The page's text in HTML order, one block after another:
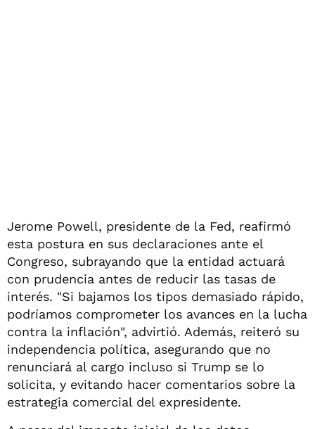
Jerome Powell, presidente de la Fed, reafirmó
esta postura en sus declaraciones ante el
Congreso, subrayando que la entidad actuará
con prudencia antes de reducir las tasas de
interés. "Si bajamos los tipos demasiado rápido,
podríamos comprometer los avances en la lucha
contra la inflación", advirtió. Además, reiteró su
independencia política, asegurando que no
renunciará al cargo incluso si Trump se lo
solicita, y evitando hacer comentarios sobre la
estrategia comercial del expresidente.